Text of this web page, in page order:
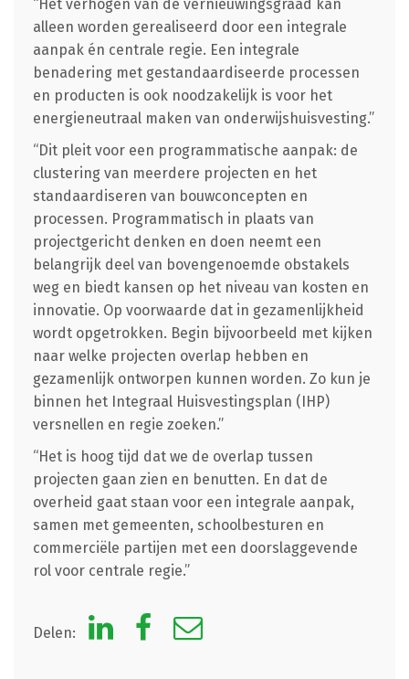
“Het verhogen van de vernieuwingsgraad kan
alleen worden gerealiseerd door een integrale
aanpak én centrale regie. Een integrale
benadering met gestandaardiseerde processen
en producten is ook noodzakelijk is voor het
energieneutraal maken van onderwijshuisvesting.”
“Dit pleit voor een programmatische aanpak: de
clustering van meerdere projecten en het
standaardiseren van bouwconcepten en
processen. Programmatisch in plaats van
projectgericht denken en doen neemt een
belangrijk deel van bovengenoemde obstakels
weg en biedt kansen op het niveau van kosten en
innovatie. Op voorwaarde dat in gezamenlijkheid
wordt opgetrokken. Begin bijvoorbeeld met kijken
naar welke projecten overlap hebben en
gezamenlijk ontworpen kunnen worden. Zo kun je
binnen het Integraal Huisvestingsplan (IHP)
versnellen en regie zoeken.”
“Het is hoog tijd dat we de overlap tussen
projecten gaan zien en benutten. En dat de
overheid gaat staan voor een integrale aanpak,
samen met gemeenten, schoolbesturen en
commerciële partijen met een doorslaggevende
rol voor centrale regie.”
Delen: